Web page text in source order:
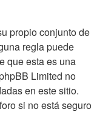
propio conjunto de
regla puede
que esta es una
Limited no
en este sitio.
si no está seguro